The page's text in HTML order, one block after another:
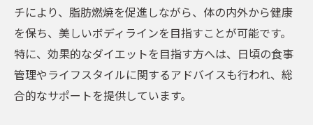
チにより、脂肪燃焼を促進しながら、体の内外から健康
を保ち、美しいボディラインを目指すことが可能です。
特に、効果的なダイエットを目指す方へは、日頃の食事
管理やライフスタイルに関するアドバイスも行われ、総
合的なサポートを提供しています。